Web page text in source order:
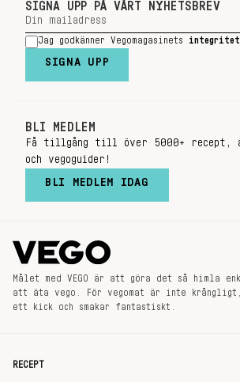
SIGNA UPP PÅ VÅRT NYHETSBREV
Jag godkänner Vegomagasinets
SIGNA UPP
BLI MEDLEM
Få tillgång till över 5000+ recept,
och vegoguider!
BLI MEDLEM IDAG
Målet med VEGO är att göra det så himla
att äta vego. För vegomat är inte
ett kick och smakar fantastiskt.
RECEPT